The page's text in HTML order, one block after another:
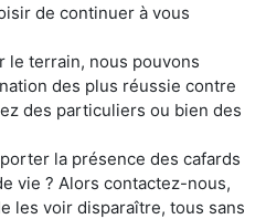
de continuer à vous
le terrain, nous pouvons
des plus réussie contre
des particuliers ou bien des
la présence des cafards
vie ? Alors contactez-nous,
les voir disparaître, tous sans